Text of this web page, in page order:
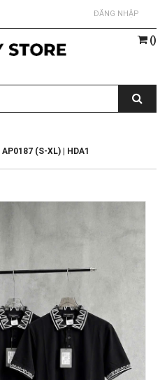
ĐĂNG NHẬP
()
AP0187 (S-XL) | HDA1